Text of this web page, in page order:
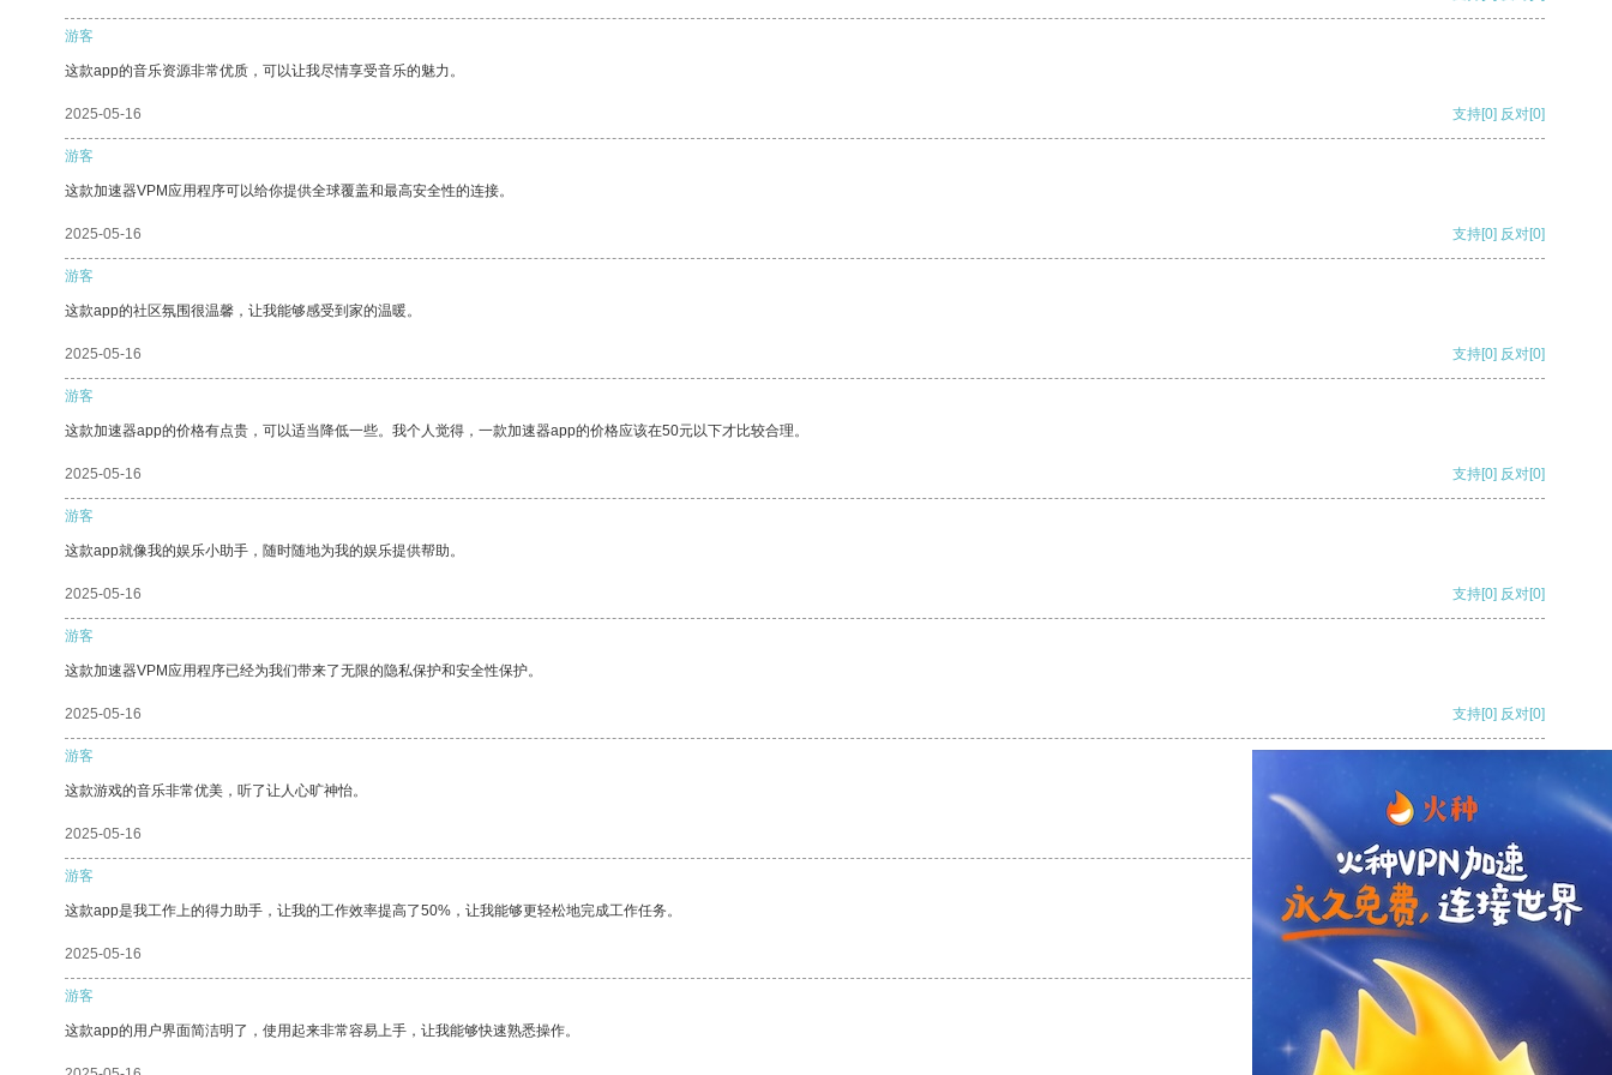
游客
这款app的音乐资源非常优质，可以让我尽情享受音乐的魅力。
2025-05-16 支持[0] 反对[0]
游客
这款加速器VPM应用程序可以给你提供全球覆盖和最高安全性的连接。
2025-05-16 支持[0] 反对[0]
游客
这款app的社区氛围很温馨，让我能够感受到家的温暖。
2025-05-16 支持[0] 反对[0]
游客
这款加速器app的价格有点贵，可以适当降低一些。我个人觉得，一款加速器app的价格应该在50元以下才比较合理。
2025-05-16 支持[0] 反对[0]
游客
这款app就像我的娱乐小助手，随时随地为我的娱乐提供帮助。
2025-05-16 支持[0] 反对[0]
游客
这款加速器VPM应用程序已经为我们带来了无限的隐私保护和安全性保护。
2025-05-16 支持[0] 反对[0]
游客
这款游戏的音乐非常优美，听了让人心旷神怡。
2025-05-16
游客
这款app是我工作上的得力助手，让我的工作效率提高了50%，让我能够更轻松地完成工作任务。
2025-05-16 反对
游客
这款app的用户界面简洁明了，使用起来非常容易上手，让我能够快速熟悉操作。